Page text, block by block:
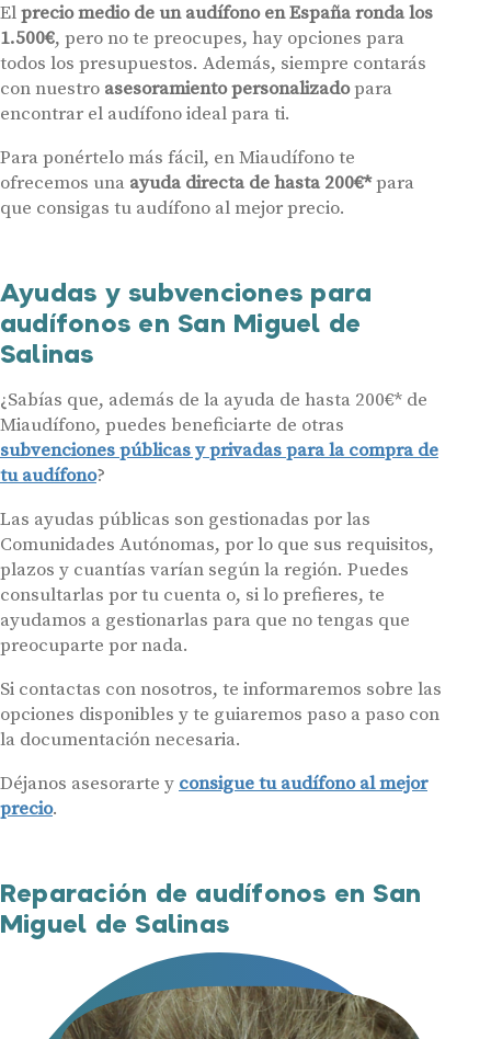
Elprecio medio de un audífono en España ronda los
1.500€, pero no te preocupes, hay opciones para
todos los presupuestos. Además, siempre contarás
con nuestro asesoramiento personalizadopara
encontrar el audífono ideal para ti.
Para ponértelo más fácil, en Miaudífono te
ofrecemos una ayuda directa de hasta 200€*para
que consigas tu audífono al mejor precio.
Ayudas y subvenciones para
audífonos en San Miguel de
Salinas
¿Sabías que, además de la ayuda de hasta 200€* de
Miaudífono, puedes beneficiarte de otras
subvenciones públicas y privadas para la compra de
tu audífono?
Las ayudas públicas son gestionadas por las
Comunidades Autónomas, por lo que sus requisitos,
plazos y cuantías varían según la región. Puedes
consultarlas por tu cuenta o, si lo prefieres, te
ayudamos a gestionarlas para que no tengas que
preocuparte por nada.
Si contactas con nosotros, te informaremos sobre las
opciones disponibles y te guiaremos paso a paso con
la documentación necesaria.
Déjanos asesorarte y consigue tu audífono al mejor
precio.
Reparación de audífonos en San
Miguel de Salinas
Acepto recibir comunicaciones comerciales por parte de Miaudífono
y sus colaboradores según se detalla en nuestrasCondiciones de uso
Acepto la cesión de estos datos a empresas colaboradoras de
Miaudífono para poder ofrecer los servicios solicitados, según se
detalla en nuestrasCondiciones de uso.
Al hacer click en «Contáctanos» declaras haber leído y aceptado nuestra
Política de Privacidad.